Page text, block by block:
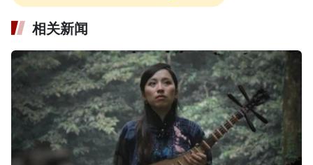
相关新闻